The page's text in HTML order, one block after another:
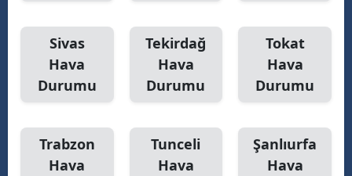
Sivas
Hava
Durumu
Tekirdağ
Hava
Durumu
Tokat
Hava
Durumu
Trabzon
Hava
Tunceli
Hava
Şanlıurfa
Hava